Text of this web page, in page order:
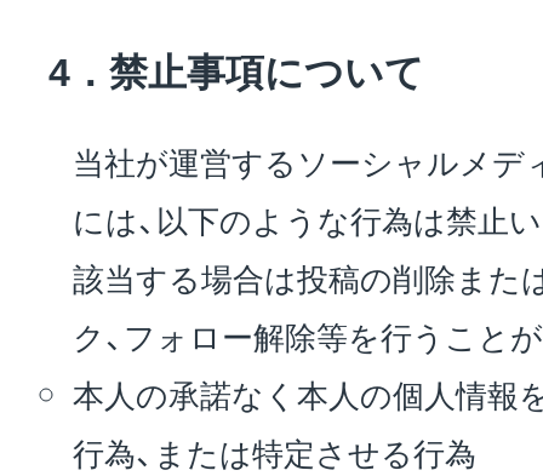
4．禁止事項について
当社が運営するソーシャルメデ
には、以下のような行為は禁止
該当する場合は投稿の削除また
ク、フォロー解除等を行うこと
本人の承諾なく本人の個人情報
行為、または特定させる行為